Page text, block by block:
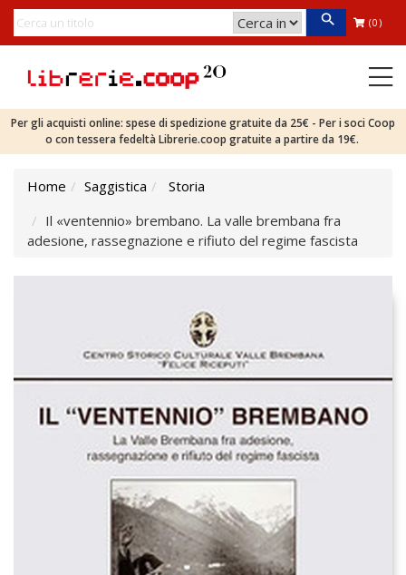
(0)
Per gli acquisti online: spese di spedizione gratuite da 25€ - Per i soci Coop
o con tessera fedeltà Librerie.coop gratuite a partire da 19€.
Home Saggistica
Storia
Il «ventennio» brembano. La valle brembana fra
adesione, rassegnazione e rifiuto del regime fascista